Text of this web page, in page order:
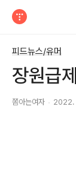
피드뉴스/유머
장원급
쫌아는여자 2022.